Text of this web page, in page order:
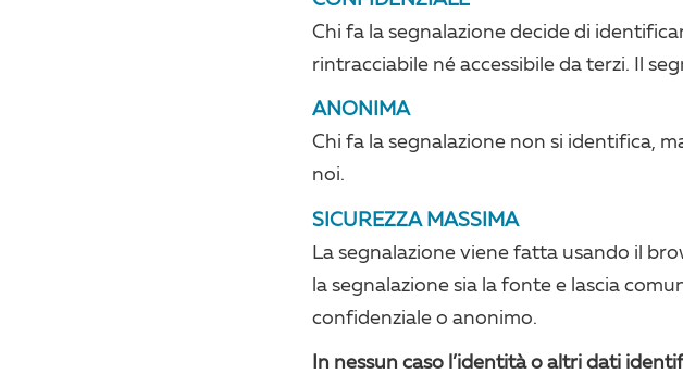
Chi fa la segnalazione decide di
rintracciabile né accessibile da terzi. Il
ANONIMA
Chi fa la segnalazione non si identifica,
noi.
SICUREZZA MASSIMA
La segnalazione viene fatta usando il
la segnalazione sia la fonte e lascia
confidenziale o anonimo.
In nessun caso l’identità o altri dati